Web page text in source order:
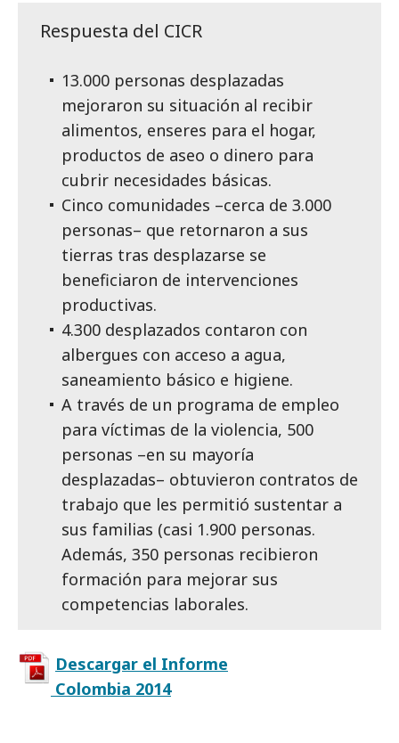
Respuesta del CICR
13.000 personas desplazadas
mejoraron su situación al recibir
alimentos, enseres para el hogar,
productos de aseo o dinero para
cubrir necesidades básicas.
Cinco comunidades –cerca de 3.000
personas– que retornaron a sus
tierras tras desplazarse se
beneficiaron de intervenciones
productivas.
4.300 desplazados contaron con
albergues con acceso a agua,
saneamiento básico e higiene.
A través de un programa de empleo
para víctimas de la violencia, 500
personas –en su mayoría
desplazadas– obtuvieron contratos de
trabajo que les permitió sustentar a
sus familias (casi 1.900 personas.
Además, 350 personas recibieron
formación para mejorar sus
competencias laborales.
Descargar el Informe
Colombia 2014